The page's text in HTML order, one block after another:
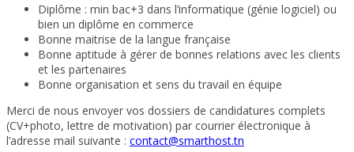
Diplôme : min bac+3 dans l’informatique (génie logiciel) ou
bien un diplôme en commerce
Bonne maitrise de la langue française
Bonne aptitude à gérer de bonnes relations avec les clients
et les partenaires
Bonne organisation et sens du travail en équipe
Merci de nous envoyer vos dossiers de candidatures complets
(CV+photo, lettre de motivation) par courrier électronique à
l’adresse mail suivante : contact@smarthost.tn